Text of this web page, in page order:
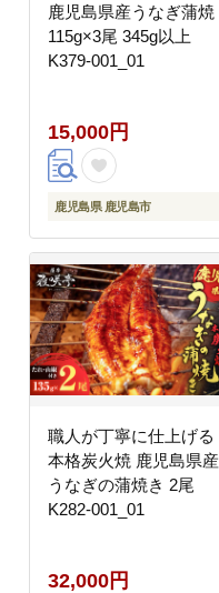
鹿児島県産うなぎ蒲焼
115g×3尾 345g以上
K379-001_01
15,000円
鹿児島県 鹿児島市
職人が丁寧に仕上げる
本格炭火焼 鹿児島県産
うなぎの蒲焼き 2尾
K282-001_01
32,000円